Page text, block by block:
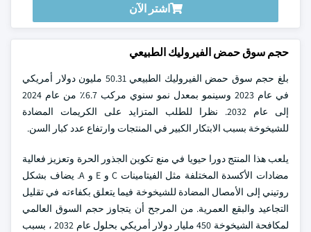
اشتر الآن
حجم سوق حمض الفيروليك الطبيعي
بلغ حجم سوق حمض الفيروليك الطبيعي 50.31 مليون دولار أمريكي
في عام 2023 وسينمو بمعدل نمو سنوي مركب 6.7٪ من عام 2024
إلى عام 2032. نظرا للطلب المتزايد على الكريمات المضادة
للشيخوخة بسبب الابتكار الكبير في المنتجات وارتفاع عدد كبار السن.
يلعب هذا المنتج دورا حيويا في منع تكوين الجذور الحرة وتعزيز فعالية
مضادات الأكسدة المختلفة مثل الفيتامينات C و E و A. يضاف بشكل
روتيني إلى الأمصال المضادة للشيخوخة فيما يتعلق بكفاءته في تقليل
التجاعيد والبقع العمرية. من المرجح أن يتجاوز حجم السوق العالمي
لمكافحة الشيخوخة 450 مليار دولار أمريكي بحلول عام 2032 ، بسبب